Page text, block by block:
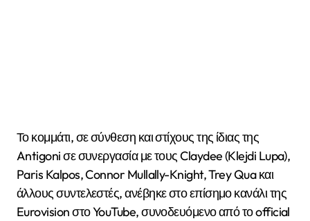
Το κομμάτι, σε σύνθεση και στίχους της ίδιας της
Antigoni σε συνεργασία με τους Claydee (Klejdi Lupa),
Paris Kalpos, Connor Mullally-Knight, Trey Qua και
άλλους συντελεστές, ανέβηκε στο επίσημο κανάλι της
Eurovision στο YouTube, συνοδευόμενο από το official